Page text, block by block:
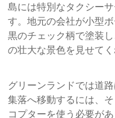
島には特別なタクシー
す。地元の会社が小型
黒のチェック柄で塗装
の壮大な景色を見せてく
グリーンランドでは道
集落へ移動するには、
コプターを使う必要があ